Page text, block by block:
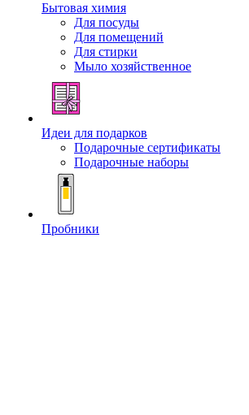
Бытовая химия
Для посуды
Для помещений
Для стирки
Мыло хозяйственное
Идеи для подарков
Подарочные сертификаты
Подарочные наборы
Пробники